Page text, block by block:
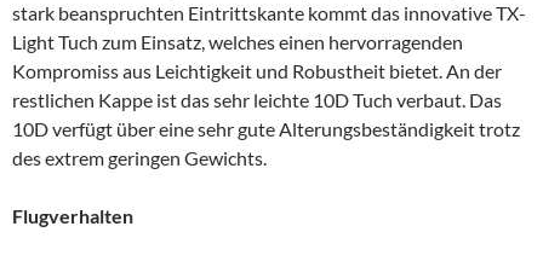
stark beanspruchten Eintrittskante kommt das innovative TX-
Light Tuch zum Einsatz, welches einen hervorragenden
Kompromiss aus Leichtigkeit und Robustheit bietet. An der
restlichen Kappe ist das sehr leichte 10D Tuch verbaut. Das
10D verfügt über eine sehr gute Alterungsbeständigkeit trotz
des extrem geringen Gewichts.
Flugverhalten